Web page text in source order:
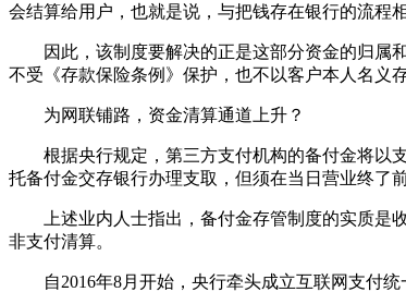
会结算给用户，也就是说，与把钱存在银行的流程
因此，该制度要解决的正是这部分资金的归属和
不受《存款保险条例》保护，也不以客户本人名义
为网联铺路，资金清算通道上升？
根据央行规定，第三方支付机构的备付金将以支
托备付金交存银行办理支取，但须在当日营业终了
上述业内人士指出，备付金存管制度的实质是收
非支付清算。
自2016年8月开始，央行牵头成立互联网支付统